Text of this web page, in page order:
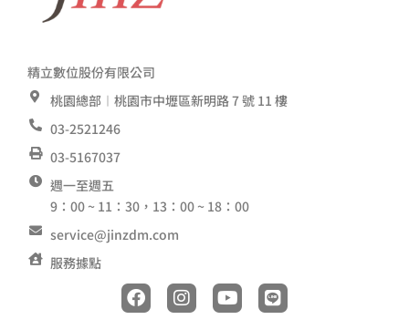
精立數位股份有限公司
桃園總部︱桃園市中壢區新明路 7 號 11 樓
03-2521246
03-5167037
週一至週五
9：00 ~ 11：30，13：00 ~ 18：00
service@jinzdm.com
服務據點
F
a
c
I
n
s
Y
o
u
L
i
n